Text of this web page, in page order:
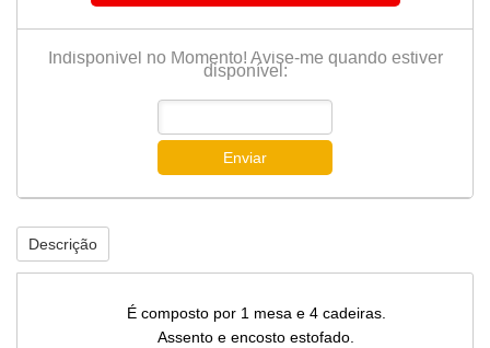
Indisponível no Momento! Avise-me quando estiver
disponível:
Enviar
Descrição
É composto por 1 mesa e 4 cadeiras.
Assento e encosto estofado.